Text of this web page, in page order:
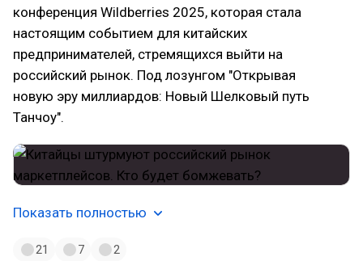
конференция Wildberries 2025, которая стала
настоящим событием для китайских
предпринимателей, стремящихся выйти на
российский рынок. Под лозунгом "Открывая
новую эру миллиардов: Новый Шелковый путь
Танчоу".
Показать полностью
21 7 2